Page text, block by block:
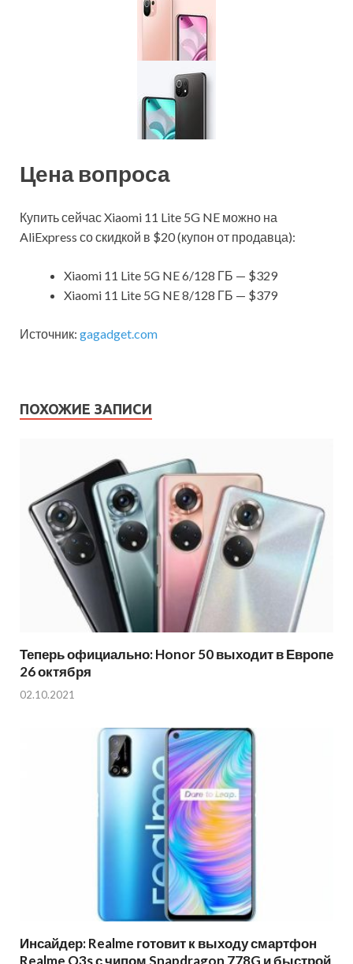
Цена вопроса
Купить сейчас Xiaomi 11 Lite 5G NE можно на
AliExpress со скидкой в $20 (купон от продавца):
Xiaomi 11 Lite 5G NE 6/128 ГБ — $329
Xiaomi 11 Lite 5G NE 8/128 ГБ — $379
Источник: gagadget.com
ПОХОЖИЕ ЗАПИСИ
Теперь официально: Honor 50 выходит в Европе
26 октября
02.10.2021
Инсайдер: Realme готовит к выходу смартфон
Realme Q3s с чипом Snapdragon 778G и быстрой